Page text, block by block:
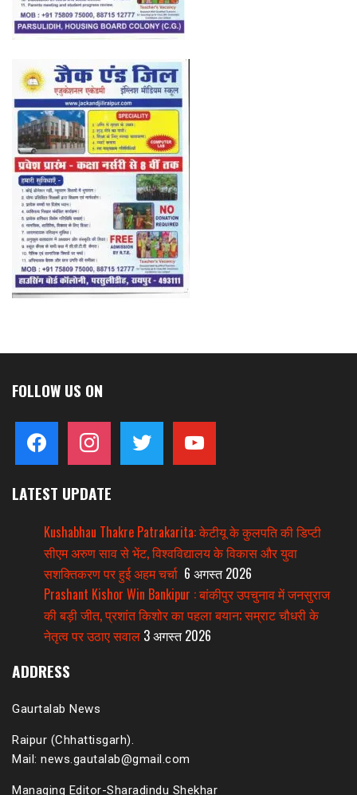
FOLLOW US ON
facebook instagram twitter youtube
LATEST UPDATE
Kushabhau Thakre Patrakarita: केटीयू के कुलपति की डिप्टी
सीएम अरुण साव से भेंट, विश्वविद्यालय के विकास और युवा
सशक्तिकरण पर हुई अहम चर्चा 6 अगस्त 2026
Prashant Kishor Win Bankipur : बांकीपुर उपचुनाव में जनसुराज
की बड़ी जीत, प्रशांत किशोर का पहला बयान; सम्राट चौधरी के
नेतृत्व पर उठाए सवाल 3 अगस्त 2026
ADDRESS
Gaurtalab News
Raipur (Chhattisgarh).
Mail: news.gautalab@gmail.com
Managing Editor-Sharadindu Shekhar